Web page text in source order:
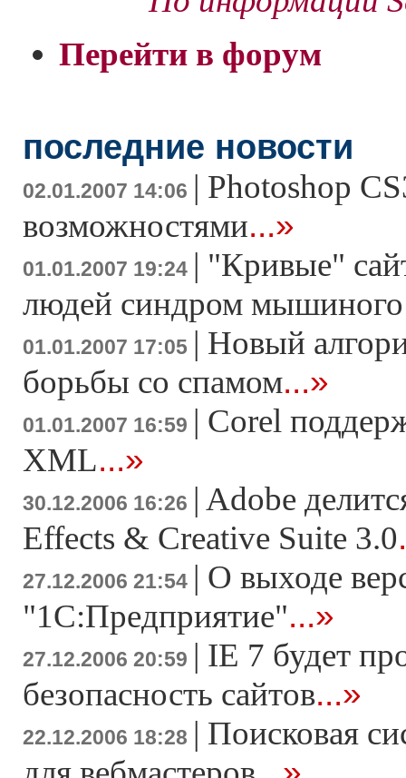
Перейти в форум
последние новости
02.01.2007 14:06 | Photoshop
возможностями...»
01.01.2007 19:24 | "Кривые"
людей синдром мышиного
01.01.2007 17:05 | Новый
борьбы со спамом...»
01.01.2007 16:59 | Corel
XML...»
30.12.2006 16:26 | Adobe
Effects & Creative Suite 3.0
27.12.2006 21:54 | О выходе
"1С:Предприятие"...»
27.12.2006 20:59 | IE 7 будет
безопасность сайтов...»
22.12.2006 18:28 | Поисковая